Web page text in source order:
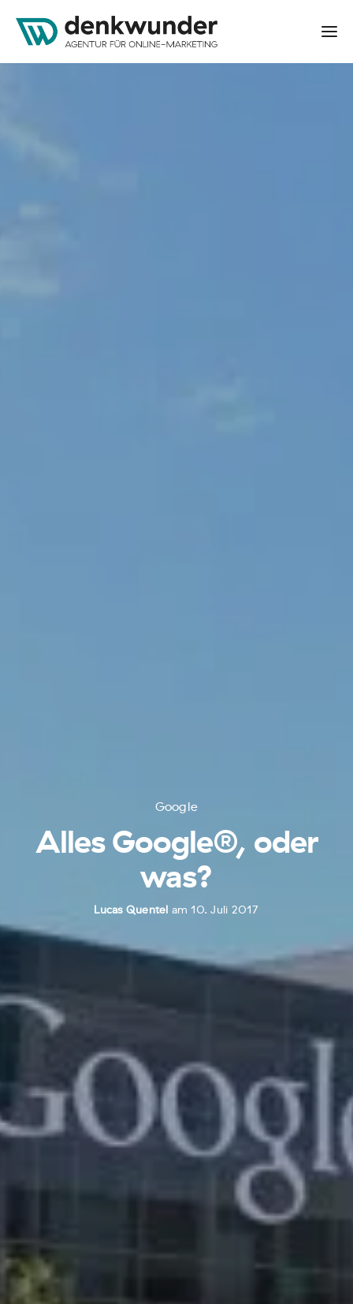
Google
Alles Google®, oder
was?
Lucas Quentel am 10. Juli 2017